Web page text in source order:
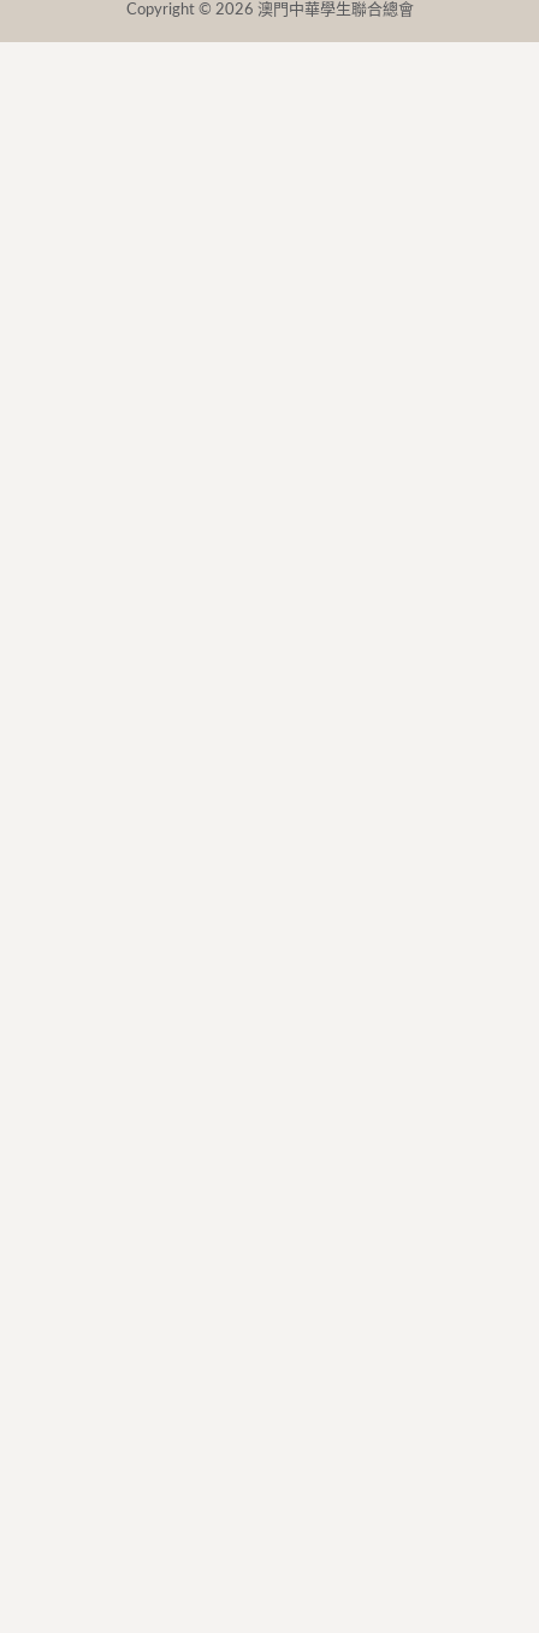
Copyright © 2026 澳門中華學生聯合總會